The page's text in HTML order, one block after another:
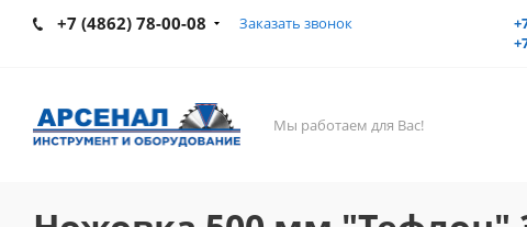
+7 (4862) 78-00-08 Заказать звонок
Мы работаем для Вас!